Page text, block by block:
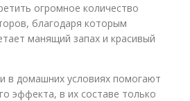
огромное количество
благодаря которым
манящий запах и красивый
в домашних условиях помогают
эффекта, в их составе только